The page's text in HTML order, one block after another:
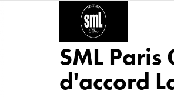
SML Paris
d'accord